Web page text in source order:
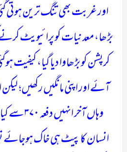
اور غربت بھی تنگ ترین ہوتی
بڑھا، معدنیات کو پرائیویٹ
کرپشن کو بڑھاوا دیا گیا، کیفیت
آئے اور اپنی مانگیں رکھیں؛
وہاں آخر
انسان کا پیٹ ہی خاک ہوجائے